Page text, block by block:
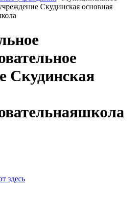
Скудинская основная
Скудинская
здесь